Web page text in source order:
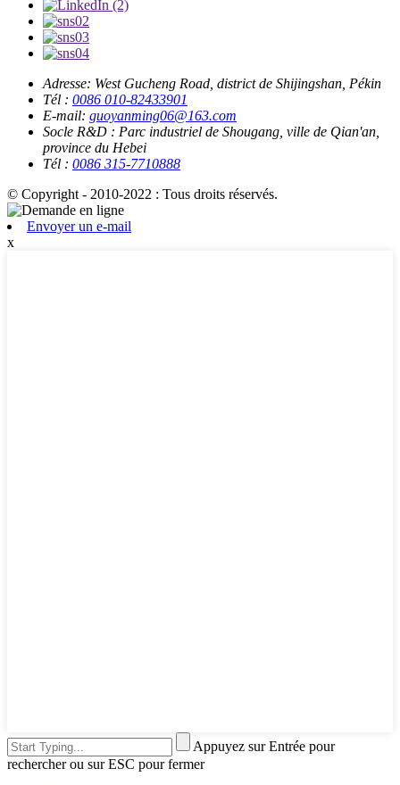
Adresse: West Gucheng Road, district de Shijingshan, Pékin
Tél : 0086 010-82433901
E-mail: guoyanming06@163.com
Socle R&D : Parc industriel de Shougang, ville de Qian'an,
province du Hebei
Tél : 0086 315-7710888
© Copyright - 2010-2022 : Tous droits réservés.
Envoyer un e-mail
x
Appuyez sur Entrée pour
rechercher ou sur ESC pour fermer